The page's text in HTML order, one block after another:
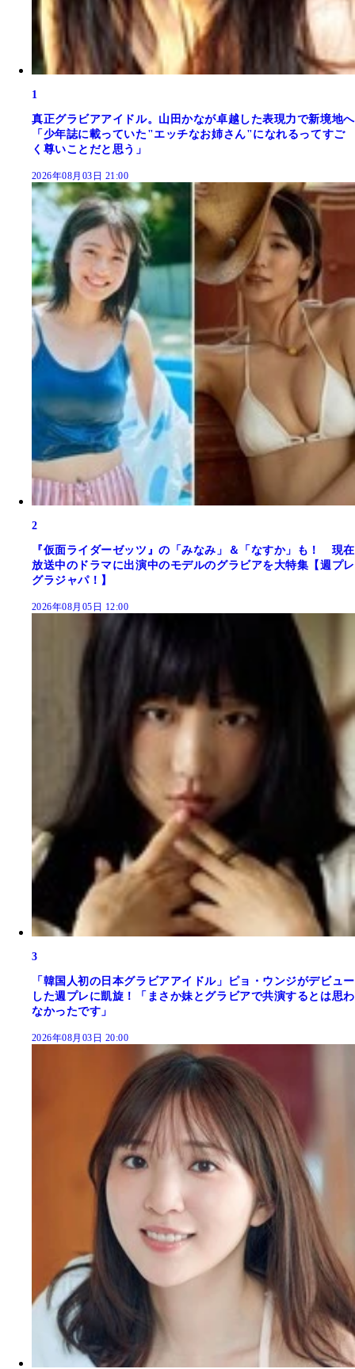
1
真正グラビアアイドル。山田かなが卓越した表現力で新境地へ
「少年誌に載っていた"エッチなお姉さん"になれるってすご
く尊いことだと思う」
2026年08月03日 21:00
2
『仮面ライダーゼッツ』の「みなみ」＆「なすか」も！ 現在
放送中のドラマに出演中のモデルのグラビアを大特集【週プレ
グラジャパ！】
2026年08月05日 12:00
3
「韓国人初の日本グラビアアイドル」ピョ・ウンジがデビュー
した週プレに凱旋！「まさか妹とグラビアで共演するとは思わ
なかったです」
2026年08月03日 20:00